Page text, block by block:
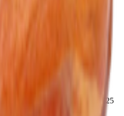
регистрации № 490314725
облисполкомом